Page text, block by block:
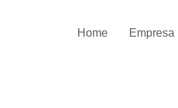
Home Empresa